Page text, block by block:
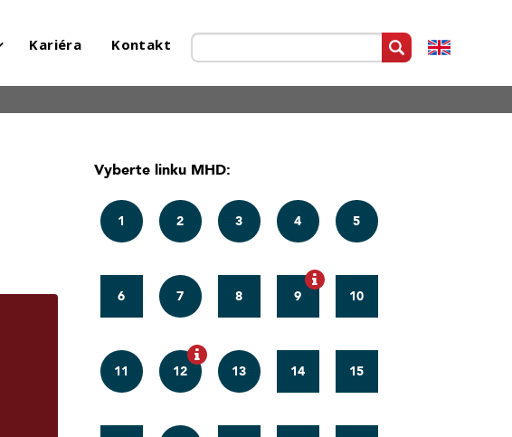
Kariéra Kontakt
Vyberte linku MHD:
1 2 3 4 5
6 7 8 9 10
11 12 13 14 15